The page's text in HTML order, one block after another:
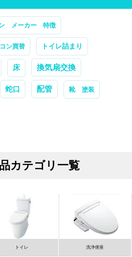
メーカー 特徴
ン買替 トイレ詰まり
床 換気扇交換
蛇口 配管 靴 塗装
カテゴリ一覧
トイレ 洗浄便座